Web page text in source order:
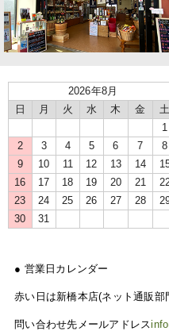
2026年8月
日
月 火 水 木 金
土
1
2
3 4 5 6 7
8
9
10 11 12 13 14
16
17 18 19 20 21
23
24 25 26 27 28
30
31
● 営業日カレンダー
赤い日は新橋本店(ネット通販部
問い合わせ先メールアドレス